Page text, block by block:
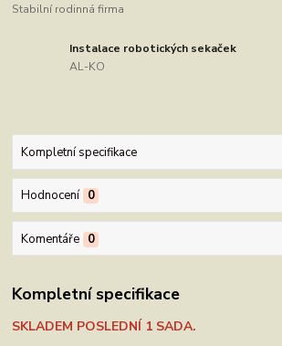
Stabilní rodinná firma
Instalace robotických sekaček
AL-KO
Kompletní specifikace
Hodnocení 0
Komentáře 0
Kompletní specifikace
SKLADEM POSLEDNÍ 1 SADA.